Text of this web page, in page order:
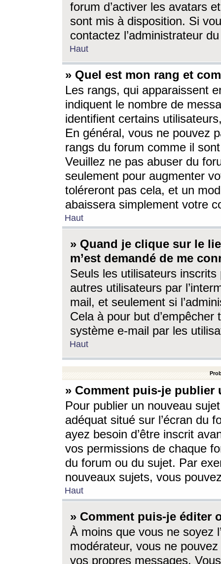
forum d’activer les avatars
sont mis à disposition. Si
contactez l’administrateur
Haut
» Quel est mon rang et
Les rangs, qui apparaissent
indiquent le nombre de
identifient certains
En général, vous ne pouvez
rangs du forum comme il
Veuillez ne pas abuser du
seulement pour augmenter
toléreront pas cela, et un
abaissera simplement votre
Haut
» Quand je clique sur le
m’est demandé de me
Seuls les utilisateurs
autres utilisateurs par
mail, et seulement si
Cela à pour but
système e-mail par les
Haut
» Comment puis-je
Pour publier un nouveau
adéquat situé sur l’écran du
ayez besoin d’être inscrit
vos permissions de chaque
du forum ou du sujet. Par
nouveaux sujets, vous
Haut
» Comment puis-je éditer
À moins que vous ne soyez
modérateur, vous ne
vos propres messages.